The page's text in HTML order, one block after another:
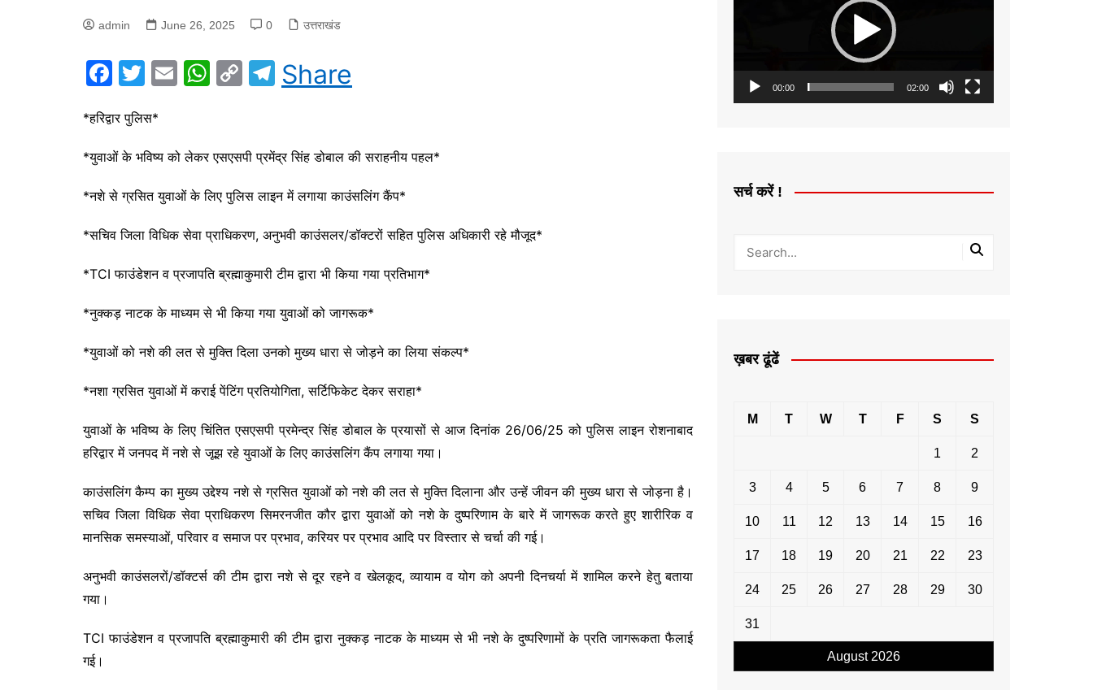
admin June 26, 2025 0 उत्तराखंड
F
c
e
o
o
T
itt
er
E
l
W
s
p
p
C
y
n
k
T
el
gr
m
Share
*हरिद्वार पुलिस*
*युवाओं के भविष्य को लेकर एसएसपी प्रमेंद्र सिंह डोबाल की सराहनीय पहल*
*नशे से ग्रसित युवाओं के लिए पुलिस लाइन में लगाया काउंसलिंग कैंप*
*सचिव जिला विधिक सेवा प्राधिकरण, अनुभवी काउंसलर/डॉक्टरों सहित पुलिस अधिकारी रहे मौजूद*
*TCI फाउंडेशन व प्रजापति ब्रह्माकुमारी टीम द्वारा भी किया गया प्रतिभाग*
*नुक्कड़ नाटक के माध्यम से भी किया गया युवाओं को जागरूक*
*युवाओं को नशे की लत से मुक्ति दिला उनको मुख्य धारा से जोड़ने का लिया संकल्प*
*नशा ग्रसित युवाओं में कराई पेंटिंग प्रतियोगिता, सर्टिफिकेट देकर सराहा*
युवाओं के भविष्य के लिए चिंतित एसएसपी प्रमेन्द्र सिंह डोबाल के प्रयासों से आज दिनांक 26/06/25 को पुलिस लाइन रोशनाबाद
हरिद्वार में जनपद में नशे से जूझ रहे युवाओं के लिए काउंसलिंग कैंप लगाया गया।
काउंसलिंग कैम्प का मुख्य उद्देश्य नशे से ग्रसित युवाओं को नशे की लत से मुक्ति दिलाना और उन्हें जीवन की मुख्य धारा से जोड़ना है।
सचिव जिला विधिक सेवा प्राधिकरण सिमरनजीत कौर द्वारा युवाओं को नशे के दुष्परिणाम के बारे में जागरूक करते हुए शारीरिक व
मानसिक समस्याओं, परिवार व समाज पर प्रभाव, करियर पर प्रभाव आदि पर विस्तार से चर्चा की गई।
अनुभवी काउंसलरों/डॉक्टर्स की टीम द्वारा नशे से दूर रहने व खेलकूद, व्यायाम व योग को अपनी दिनचर्या में शामिल करने हेतु बताया
गया।
TCI फाउंडेशन व प्रजापति ब्रह्माकुमारी की टीम द्वारा नुक्कड़ नाटक के माध्यम से भी नशे के दुष्परिणामों के प्रति जागरूकता फैलाई
गई।
00:00 02:00
सर्च करें !
ख़बर ढूंढें
August 2026
M T W T F S S
1 2
3 4 5 6 7 8 9
10 11 12 13 14 15 16
17 18 19 20 21 22 23
24 25 26 27 28 29 30
31